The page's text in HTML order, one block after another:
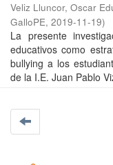
Veliz Lluncor, Oscar
GalloPE, 2019-11-19)
La presente
educativos como
bullying a los
de la I.E. Juan Pablo